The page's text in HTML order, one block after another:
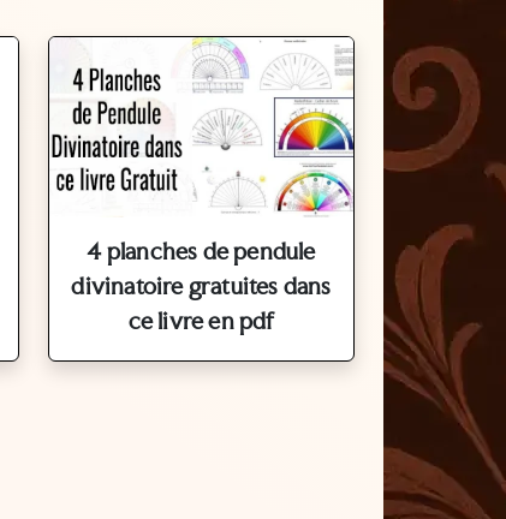
4 planches de pendule
divinatoire gratuites dans
ce livre en pdf